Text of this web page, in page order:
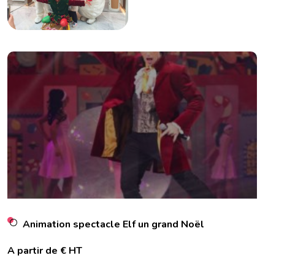
Animation spectacle Elf un grand Noël
A partir de € HT